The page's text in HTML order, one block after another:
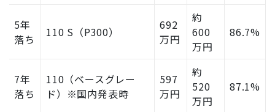
5年
落ち
110 S（P300）
692
万円
約
600
万円
86.7%
7年
落ち
110（ベースグレー
ド）※国内発表時
597
万円
約
520
万円
87.1%